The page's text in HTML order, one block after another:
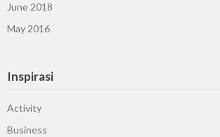
June 2018
May 2016
Inspirasi
Activity
Business